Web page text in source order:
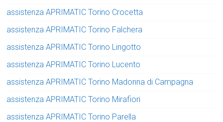
assistenza APRIMATIC Torino Crocetta
assistenza APRIMATIC Torino Falchera
assistenza APRIMATIC Torino Lingotto
assistenza APRIMATIC Torino Lucento
assistenza APRIMATIC Torino Madonna di Campagna
assistenza APRIMATIC Torino Mirafiori
assistenza APRIMATIC Torino Parella